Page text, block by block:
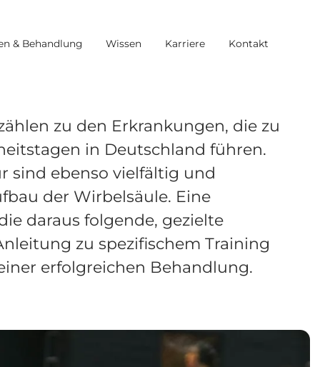
& Behandlung Wissen Karriere Kontakt
zu den Erkrankungen, die zu
in Deutschland führen.
sind ebenso vielfältig und
der Wirbelsäule. Eine
daraus folgende, gezielte
zu spezifischem Training
erfolgreichen Behandlung.